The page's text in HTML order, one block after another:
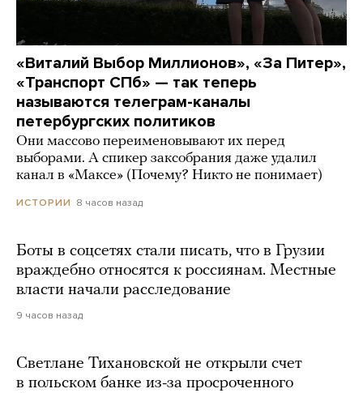
«Виталий Выбор Миллионов», «За Питер»,
«Транспорт СПб» — так теперь
называются телеграм-каналы
петербургских политиков
Они массово переименовывают их перед
выборами. А спикер заксобрания даже удалил
канал в «Максе» (Почему? Никто не понимает)
ИСТОРИИ 8 часов назад
Боты в соцсетях стали писать, что в Грузии
враждебно относятся к россиянам. Местные
власти начали расследование
9 часов назад
Светлане Тихановской не открыли счет
в польском банке из-за просроченного